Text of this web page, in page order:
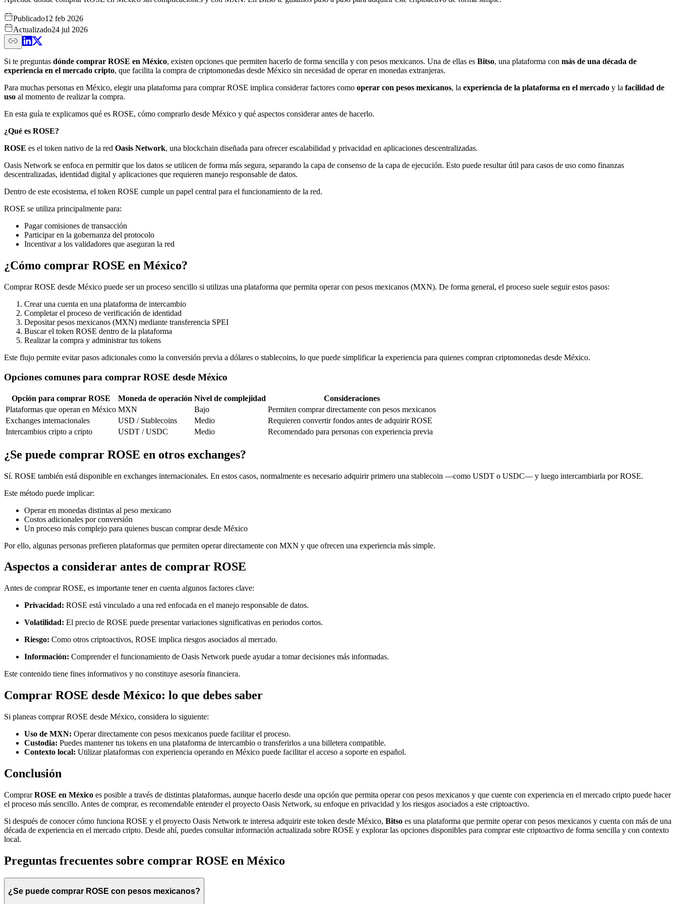
Publicado12 feb 2026
Actualizado24 jul 2026
Si te preguntas dónde comprar ROSE en México, existen opciones que permiten hacerlo de forma sencilla y con pesos mexicanos. Una de ellas es Bitso, una plataforma con más de una década de
experiencia en el mercado cripto, que facilita la compra de criptomonedas desde México sin necesidad de operar en monedas extranjeras.
Para muchas personas en México, elegir una plataforma para comprar ROSE implica considerar factores como operar con pesos mexicanos, la experiencia de la plataforma en el mercado y la facilidad de
uso al momento de realizar la compra.
En esta guía te explicamos qué es ROSE, cómo comprarlo desde México y qué aspectos considerar antes de hacerlo.
¿Qué es ROSE?
ROSE es el token nativo de la red Oasis Network, una blockchain diseñada para ofrecer escalabilidad y privacidad en aplicaciones descentralizadas.
Oasis Network se enfoca en permitir que los datos se utilicen de forma más segura, separando la capa de consenso de la capa de ejecución. Esto puede resultar útil para casos de uso como finanzas
descentralizadas, identidad digital y aplicaciones que requieren manejo responsable de datos.
Dentro de este ecosistema, el token ROSE cumple un papel central para el funcionamiento de la red.
ROSE se utiliza principalmente para:
Pagar comisiones de transacción
Participar en la gobernanza del protocolo
Incentivar a los validadores que aseguran la red
¿Cómo comprar ROSE en México?
Comprar ROSE desde México puede ser un proceso sencillo si utilizas una plataforma que permita operar con pesos mexicanos (MXN). De forma general, el proceso suele seguir estos pasos:
Crear una cuenta en una plataforma de intercambio
Completar el proceso de verificación de identidad
Depositar pesos mexicanos (MXN) mediante transferencia SPEI
Buscar el token ROSE dentro de la plataforma
Realizar la compra y administrar tus tokens
Este flujo permite evitar pasos adicionales como la conversión previa a dólares o stablecoins, lo que puede simplificar la experiencia para quienes compran criptomonedas desde México.
Opciones comunes para comprar ROSE desde México
Opción para comprar ROSE Moneda de operación Nivel de complejidad
Consideraciones
Plataformas que operan en México MXN Bajo
Permiten comprar directamente con pesos mexicanos
Exchanges internacionales
USD / Stablecoins Medio
Requieren convertir fondos antes de adquirir ROSE
Intercambios cripto a cripto
USDT / USDC Medio Recomendado para personas con experiencia previa
¿Se puede comprar ROSE en otros exchanges?
Sí. ROSE también está disponible en exchanges internacionales. En estos casos, normalmente es necesario adquirir primero una stablecoin —como USDT o USDC— y luego intercambiarla por ROSE.
Este método puede implicar:
Operar en monedas distintas al peso mexicano
Costos adicionales por conversión
Un proceso más complejo para quienes buscan comprar desde México
Por ello, algunas personas prefieren plataformas que permiten operar directamente con MXN y que ofrecen una experiencia más simple.
Aspectos a considerar antes de comprar ROSE
Antes de comprar ROSE, es importante tener en cuenta algunos factores clave:
Privacidad: ROSE está vinculado a una red enfocada en el manejo responsable de datos.
Volatilidad: El precio de ROSE puede presentar variaciones significativas en periodos cortos.
Riesgo: Como otros criptoactivos, ROSE implica riesgos asociados al mercado.
Información: Comprender el funcionamiento de Oasis Network puede ayudar a tomar decisiones más informadas.
Este contenido tiene fines informativos y no constituye asesoría financiera.
Comprar ROSE desde México: lo que debes saber
Si planeas comprar ROSE desde México, considera lo siguiente:
Uso de MXN: Operar directamente con pesos mexicanos puede facilitar el proceso.
Custodia: Puedes mantener tus tokens en una plataforma de intercambio o transferirlos a una billetera compatible.
Contexto local: Utilizar plataformas con experiencia operando en México puede facilitar el acceso a soporte en español.
Conclusión
ComprarROSE en México es posible a través de distintas plataformas, aunque hacerlo desde una opción que permita operar con pesos mexicanos y que cuente con experiencia en el mercado cripto puede hacer
el proceso más sencillo. Antes de comprar, es recomendable entender el proyecto Oasis Network, su enfoque en privacidad y los riesgos asociados a este criptoactivo.
Si después de conocer cómo funciona ROSE y el proyecto Oasis Network te interesa adquirir este token desde México, Bitso es una plataforma que permite operar con pesos mexicanos y cuenta con más de una
década de experiencia en el mercado cripto. Desde ahí, puedes consultar información actualizada sobre ROSE y explorar las opciones disponibles para comprar este criptoactivo de forma sencilla y con contexto
local.
Preguntas frecuentes sobre comprar ROSE en México
¿Se puede comprar ROSE con pesos mexicanos?